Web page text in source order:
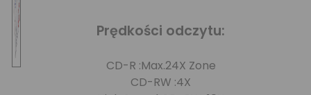
Prędkości odczytu:
CD-R :Max.24X Zone
CD-RW :4X